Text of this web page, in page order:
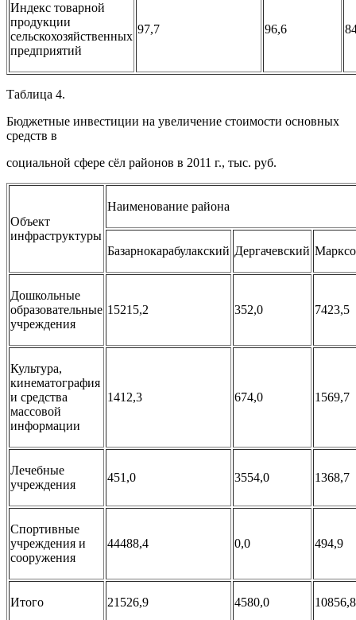
Индекс товарной
продукции
сельскохозяйственных
предприятий
97,7 96,6
Таблица 4.
Бюджетные инвестиции на увеличение стоимости основных
средств в
социальной сфере сёл районов в 2011 г., тыс. руб.
Объект
инфраструктуры
Наименование района
Базарнокарабулакский Дергачевский
Дошкольные
образовательные
учреждения
15215,2 352,0 7423,5
Культура,
кинематография
и средства
массовой
информации
1412,3 674,0 1569,7
Лечебные
учреждения
451,0 3554,0 1368,7
Спортивные
учреждения и
сооружения
44488,4 0,0 494,9
Итого 21526,9 4580,0 10856,8